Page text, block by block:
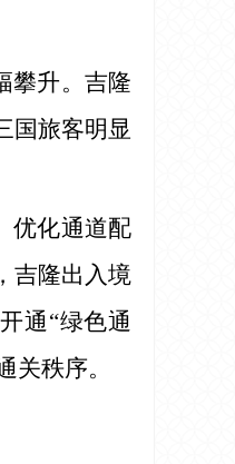
攀升。吉隆
国旅客明显
优化通道配
吉隆出入境
通“绿色通
秩序。